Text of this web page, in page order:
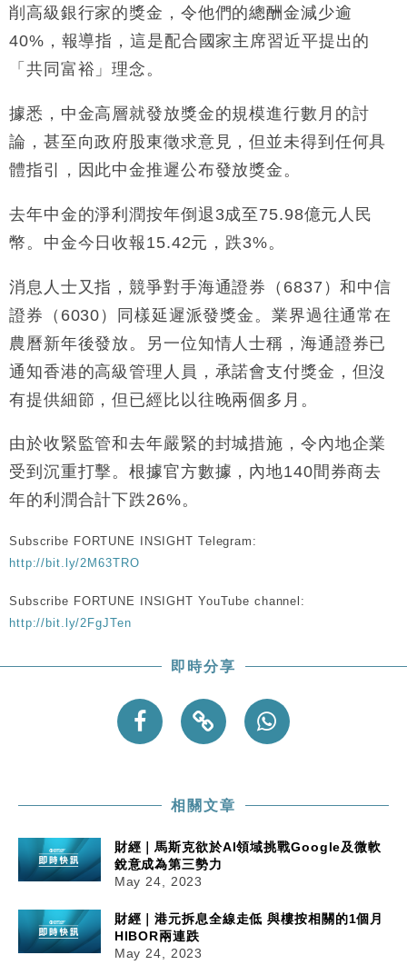
18:31
財經｜華僑銀行上半年淨利創新高 中期息增15%至
及消費表現
16:47
損失近6900萬元
16:05
財經｜日經失守6.5萬點後回穩 全周仍升近2%
粦接任
15:11
財經｜韓股反覆波動收跌 連挫7周創逾3年最長跌勢
13:44
財經｜內地7月美元計價出口增近24%勝預期 貿易順
差達1125億美元
財經｜日本春季三度入市撐日圓 4月單日斥6.28萬億
日圓干預創新高
11:12
國際｜特朗普料美伊戰事快結束 承認部分彈藥庫存緊
張
司
削高級銀行家的獎金，令他們的總酬金減少逾
40%，報導指，這是配合國家主席習近平提出的
「共同富裕」理念。
據悉，中金高層就發放獎金的規模進行數月的討
論，甚至向政府股東徵求意見，但並未得到任何具
體指引，因此中金推遲公布發放獎金。
去年中金的淨利潤按年倒退3成至75.98億元人民
幣。中金今日收報15.42元，跌3%。
消息人士又指，競爭對手海通證券（6837）和中信
證券（6030）同樣延遲派發獎金。業界過往通常在
農曆新年後發放。另一位知情人士稱，海通證券已
通知香港的高級管理人員，承諾會支付獎金，但沒
有提供細節，但已經比以往晚兩個多月。
由於收緊監管和去年嚴緊的封城措施，令內地企業
受到沉重打擊。根據官方數據，內地140間券商去
年的利潤合計下跌26%。
Subscribe FORTUNE INSIGHT Telegram:
http://bit.ly/2M63TRO
Subscribe FORTUNE INSIGHT YouTube channel:
http://bit.ly/2FgJTen
即時分享
相關文章
財經｜馬斯克欲於AI領域挑戰Google及微軟
銳意成為第三勢力
May 24, 2023
財經｜港元拆息全線走低 與樓按相關的1個月
HIBOR兩連跌
May 24, 2023